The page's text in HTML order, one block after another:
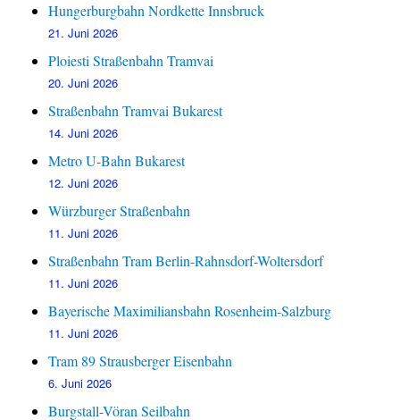
Hungerburgbahn Nordkette Innsbruck
21. Juni 2026
Ploiesti Straßenbahn Tramvai
20. Juni 2026
Straßenbahn Tramvai Bukarest
14. Juni 2026
Metro U-Bahn Bukarest
12. Juni 2026
Würzburger Straßenbahn
11. Juni 2026
Straßenbahn Tram Berlin-Rahnsdorf-Woltersdorf
11. Juni 2026
Bayerische Maximiliansbahn Rosenheim-Salzburg
11. Juni 2026
Tram 89 Strausberger Eisenbahn
6. Juni 2026
Burgstall-Vöran Seilbahn